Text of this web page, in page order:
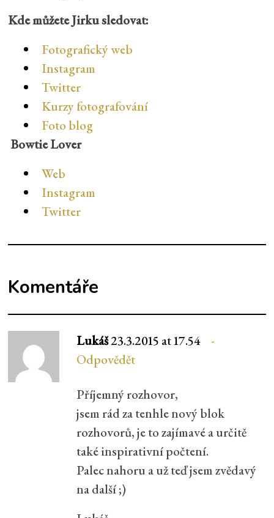
Kde můžete Jirku sledovat:
Fotografický web
Instagram
Twitter
Kurzy fotografování
Foto blog
Bowtie Lover
Web
Instagram
Twitter
Komentáře
Lukáš23.3.2015 at 17.54
Odpovědět
Příjemný rozhovor,
jsem rád za tenhle nový blok
rozhovorů, je to zajímavé a určitě
také inspirativní počtení.
Palec nahoru a už teď jsem zvědavý
na další ;)